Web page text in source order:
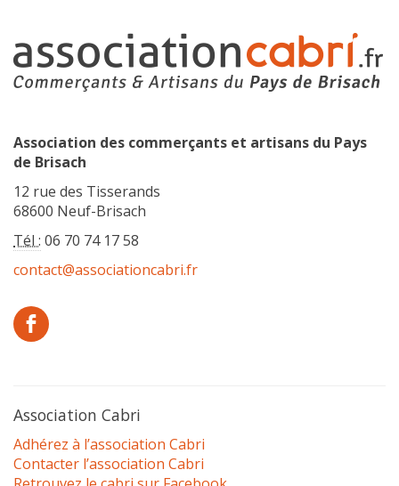
Association des commerçants et artisans du Pays
de Brisach
12 rue des Tisserands
68600 Neuf-Brisach
Tél : 06 70 74 17 58
contact@associationcabri.fr
Association Cabri
Adhérez à l’association Cabri
Contacter l’association Cabri